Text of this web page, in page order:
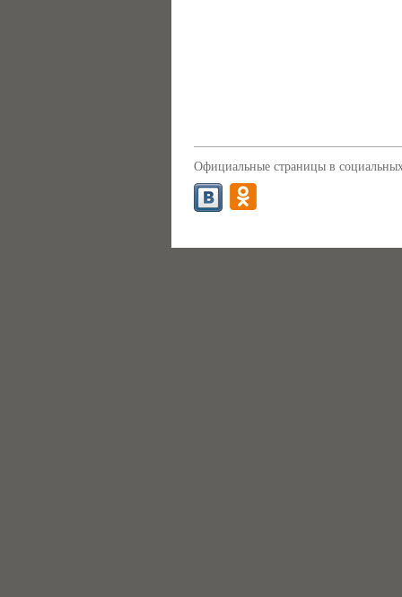
Официальные страницы в социальных